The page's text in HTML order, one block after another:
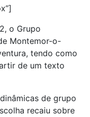
o Grupo
Montemor-o-
tendo como
de um texto
de grupo
recaiu sobre